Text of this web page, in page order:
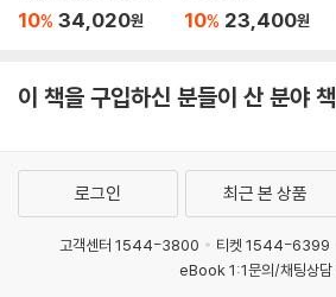
C 세트 (모의고사+해
10% 34,020원 10% 23,400원
이 책을 구입하신 분들이 산 분야 책
로그인 최근 본 상품
고객센터 1544-3800 티켓 1544-6399
eBook 1:1문의/채팅상담